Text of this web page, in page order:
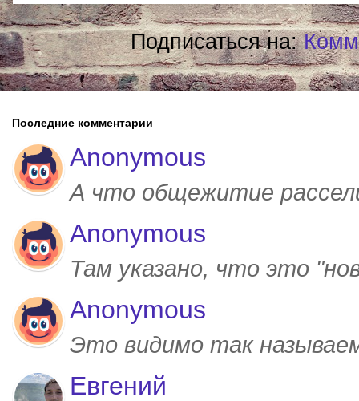
Подписаться на:
Последние комментарии
Anonymous
А что общежитие
Anonymous
Там указано, что это
Anonymous
Это видимо так
Евгений